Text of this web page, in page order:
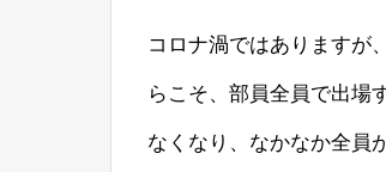
コロナ渦ではありますが
らこそ、部員全員で出場
なくなり、なかなか全員